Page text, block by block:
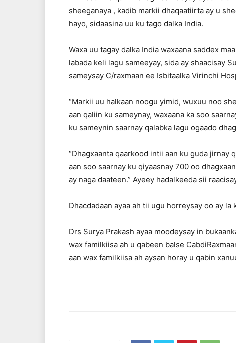
sheeganaya , kadib markii dhaqaatiirta ay u
hayo, sidaasina uu ku tago dalka India.
Waxa uu tagay dalka India waxaana saddex
labada keli lagu sameeyay, sida ay shaacisay
sameysay C/raxmaan ee Isbitaalka Virinchi
“Markii uu halkaan noogu yimid, wuxuu noo
aan qaliin ku sameynay, waxaana ka soo
ku sameynin saarnay qalabka lagu ogaado
“Dhagxaanta qaarkood intii aan ku guda jirnay
aan soo saarnay ku qiyaasnay 700 oo
ay naga daateen.” Ayeey hadalkeeda sii
Dhacdadaan ayaa ah tii ugu horreysay oo ay la
Drs Surya Prakash ayaa moodeysay in
wax familkiisa ah u qabeen balse
aan wax familkiisa ah aysan horay u qabin